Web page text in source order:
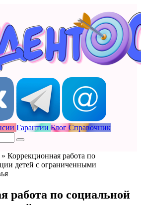
Гарантии Блог Справочник
» Коррекционная работа по
детей с ограниченными
работа по социальной